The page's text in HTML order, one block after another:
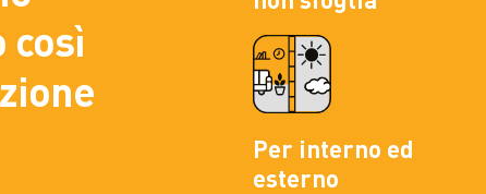
così
Per interno ed
esterno